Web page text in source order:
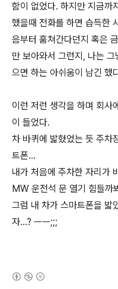
함이 없었다. 하지만 지금까
했을때 전화를 하면 습득한
음부터 훔쳐간다던지 혹은
만 보아와서 그런지, 나는
으면 하는 아쉬움이 남긴 했
이런 저런 생각을 하며 회사
이 들었다.
차 바퀴에 밟혔었는 듯 주차
트폰...
내가 처음에 주차한 자리가
MW 운전석 문 열기 힘들까
그럼 내 차가 스마트폰을
자...? ㅡㅡ;;;